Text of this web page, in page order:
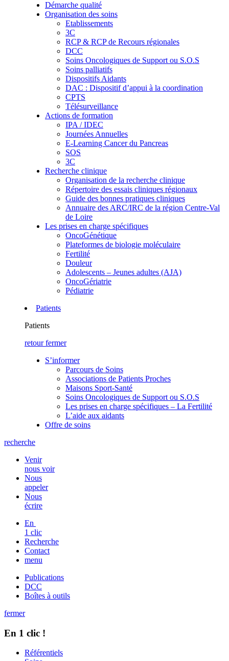
Démarche qualité
Organisation des soins
Etablissements
3C
RCP & RCP de Recours régionales
DCC
Soins Oncologiques de Support ou S.O.S
Soins palliatifs
Dispositifs Aidants
DAC : Dispositif d’appui à la coordination
CPTS
Télésurveillance
Actions de formation
IPA / IDEC
Journées Annuelles
E-Learning Cancer du Pancreas
SOS
3C
Recherche clinique
Organisation de la recherche clinique
Répertoire des essais cliniques régionaux
Guide des bonnes pratiques cliniques
Annuaire des ARC/IRC de la région Centre-Val
de Loire
Les prises en charge spécifiques
OncoGénétique
Plateformes de biologie moléculaire
Fertilité
Douleur
Adolescents – Jeunes adultes (AJA)
OncoGériatrie
Pédiatrie
Patients
Patients
retour fermer
S’informer
Parcours de Soins
Associations de Patients Proches
Maisons Sport-Santé
Soins Oncologiques de Support ou S.O.S
Les prises en charge spécifiques – La Fertilité
L’aide aux aidants
Offre de soins
recherche
Venir
nous voir
Nous
appeler
Nous
écrire
En
1 clic
Recherche
Contact
menu
Publications
DCC
Boîtes à outils
fermer
En 1 clic !
Référentiels